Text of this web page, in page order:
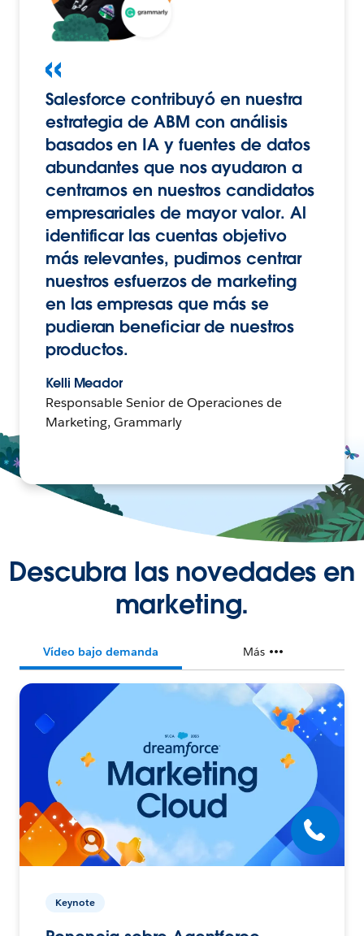
Salesforce contribuyó en nuestra
estrategia de ABM con análisis
basados en IA y fuentes de datos
abundantes que nos ayudaron a
centrarnos en nuestros candidatos
empresariales de mayor valor. Al
identificar las cuentas objetivo
más relevantes, pudimos centrar
nuestros esfuerzos de marketing
en las empresas que más se
pudieran beneficiar de nuestros
productos.
Kelli Meador
Responsable Senior de Operaciones de
Marketing, Grammarly
Descubra las novedades en
marketing.
Vídeo bajo demanda Más
Keynote